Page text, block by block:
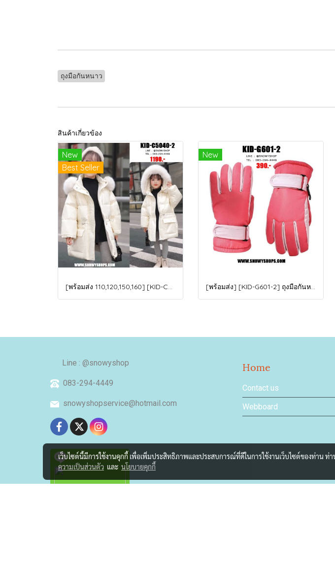
ถุงมือกันหนาว
สินค้าเกี่ยวข้อง
New
Best Seller
[พร้อมส่ง 110,120,150,160] [KID-C5040-2] เสื้อโค้ทกันหนาวเด็กขนเป็ดสีขาว แขนยาว มีกระเป๋าสองข้าง แบบซิปด้านหน้า หมวกฮู้ดติดเฟอร์ฟรุ้งฟริ้งใส่ติดลบกันหนาว เล่นหิมะได้ค่ะ
New
[พร้อมส่ง] [KID-G601-2] ถุงมือกันหนาวเด็กสีชมพูเข้ม ซับขนด้านใน ใส่กันหนาวเล่นหิมะได้ (เหมาะสำหรับเด็ก 3-5ขวบ)
Line : @snowyshop
083-294-4449
snowyshopservice@hotmail.com
@snowyshop
Home
Contact us
Webboard
เว็บไซต์นี้มีการใช้งานคุกกี้ เพื่อเพิ่มประสิทธิภาพและประสบการณ์ที่ดีในการใช้งานเว็บไซต์ของท่าน ท่
ความเป็นส่วนตัวและนโยบายคุกกี้